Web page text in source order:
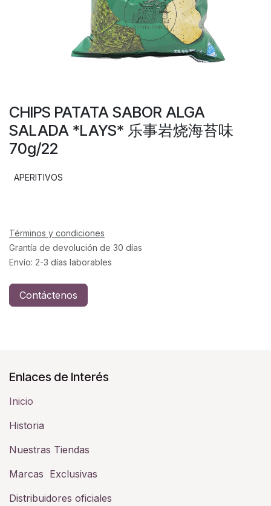
CHIPS PATATA SABOR ALGA
SALADA *LAYS* 乐事岩烧海苔味
70g/22
APERITIVOS
Términos y condiciones
Grantía de devolución de 30 días
Envío: 2-3 días laborables
Contáctenos
Enlaces de Interés
Inicio
Historia​
Nuestras Tiendas
Marcas Exclusivas
Distribuidores oficiales